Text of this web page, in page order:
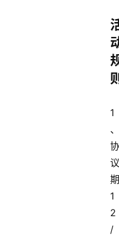
1
、
协
议
期
1
2
/